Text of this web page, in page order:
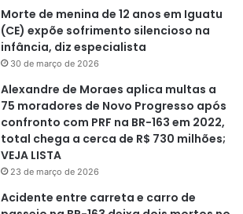
Morte de menina de 12 anos em Iguatu
(CE) expõe sofrimento silencioso na
infância, diz especialista
30 de março de 2026
Alexandre de Moraes aplica multas a
75 moradores de Novo Progresso após
confronto com PRF na BR-163 em 2022,
total chega a cerca de R$ 730 milhões;
VEJA LISTA
23 de março de 2026
Acidente entre carreta e carro de